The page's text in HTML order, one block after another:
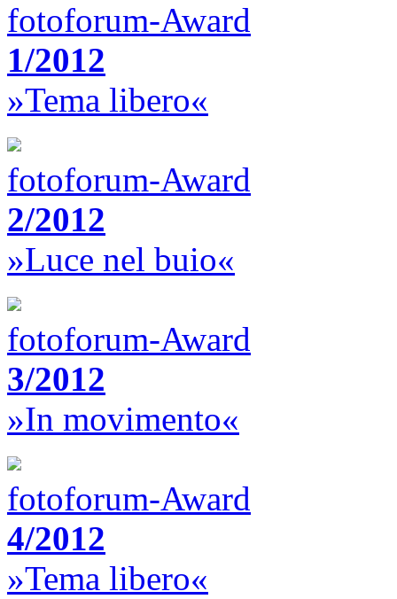
fotoforum-Award
1/2012
»Tema libero«
fotoforum-Award
2/2012
»Luce nel buio«
fotoforum-Award
3/2012
»In movimento«
fotoforum-Award
4/2012
»Tema libero«